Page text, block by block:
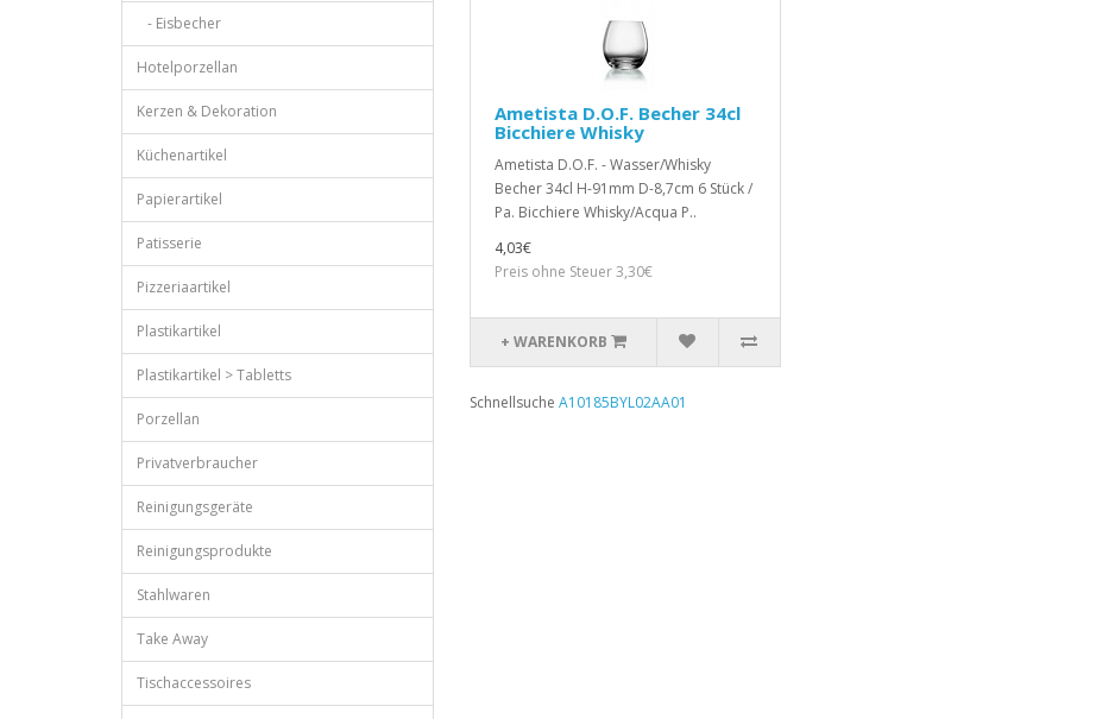
- Eisbecher
Hotelporzellan
Kerzen & Dekoration
Küchenartikel
Papierartikel
Patisserie
Pizzeriaartikel
Plastikartikel
Plastikartikel > Tabletts
Porzellan
Privatverbraucher
Reinigungsgeräte
Reinigungsprodukte
Stahlwaren
Take Away
Tischaccessoires
Ametista D.O.F. Becher 34cl
Bicchiere Whisky
Ametista D.O.F. - Wasser/Whisky
Becher 34cl H-91mm D-8,7cm 6 Stück /
Pa. Bicchiere Whisky/Acqua P..
4,03€
Preis ohne Steuer 3,30€
+ WARENKORB
Schnellsuche A10185BYL02AA01